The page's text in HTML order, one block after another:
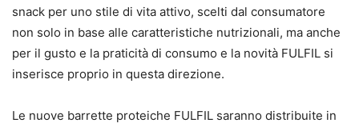
snack per uno stile di vita attivo, scelti dal consumatore
non solo in base alle caratteristiche nutrizionali, ma anche
per il gusto e la praticità di consumo e la novità FULFIL si
inserisce proprio in questa direzione.
Le nuove barrette proteiche FULFIL saranno distribuite in